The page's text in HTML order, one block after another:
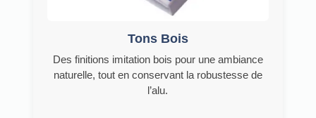
Tons Bois
Des finitions imitation bois pour une ambiance
naturelle, tout en conservant la robustesse de
l’alu.